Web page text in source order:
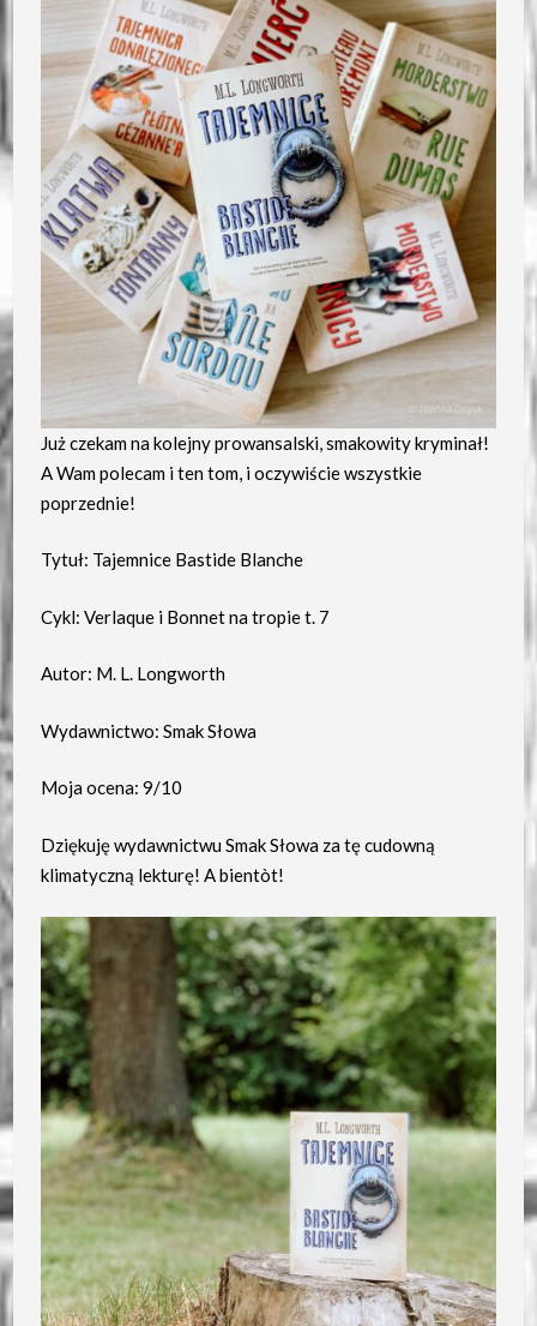
Już czekam na kolejny prowansalski, smakowity kryminał!
A Wam polecam i ten tom, i oczywiście wszystkie
poprzednie!
Tytuł: Tajemnice Bastide Blanche
Cykl: Verlaque i Bonnet na tropie t. 7
Autor: M. L. Longworth
Wydawnictwo: Smak Słowa
Moja ocena: 9/10
Dziękuję wydawnictwu Smak Słowa za tę cudowną
klimatyczną lekturę! A bientòt!